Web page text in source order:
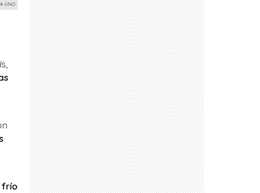
UNO
frío